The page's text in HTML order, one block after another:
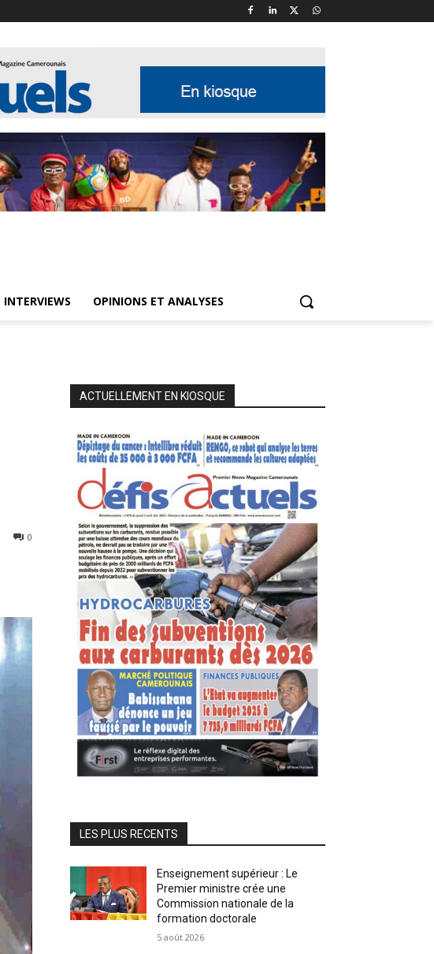
INTERVIEWS OPINIONS ET ANALYSES
0
ACTUELLEMENT EN KIOSQUE
LES PLUS RECENTS
Enseignement supérieur : Le
Premier ministre crée une
Commission nationale de la
formation doctorale
5 août 2026